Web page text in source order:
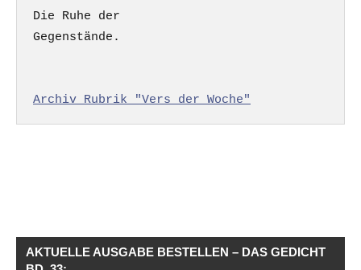
Die Ruhe der
Gegenstände.
Archiv Rubrik "Vers der Woche"
AKTUELLE AUSGABE BESTELLEN – DAS GEDICHT